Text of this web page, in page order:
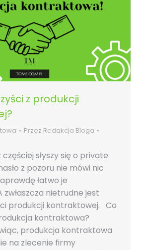
z produkcji
Przez Redakcja Bloga
słyszy się o private
z pozoru nie mówi nic
łatwo je
zwłaszcza nietrudne jest
produkcji kontraktowej. Co
kontraktowa?
produkcja kontraktowa
na zlecenie firmy